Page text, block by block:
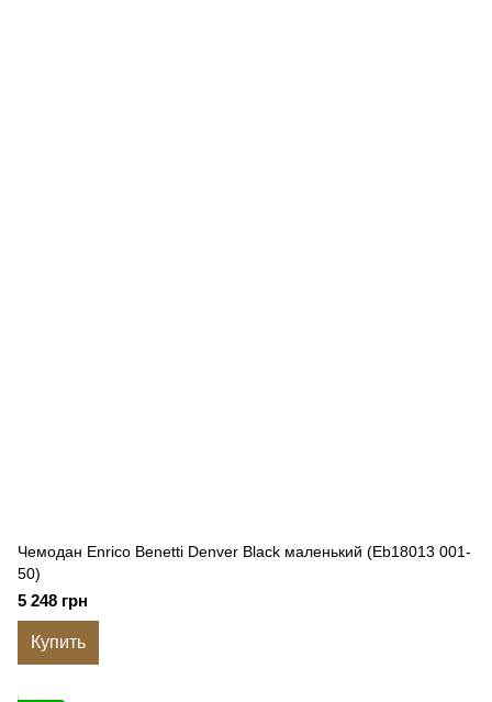
Чемодан Enrico Benetti Denver Black маленький (Eb18013 001-
50)
5 248 грн
Купить